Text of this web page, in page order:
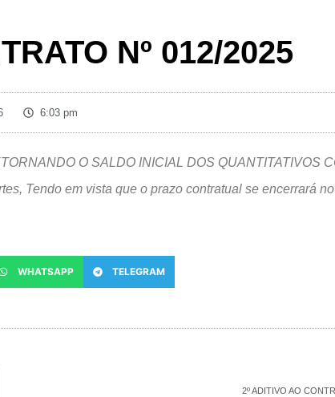
Nº 012/2025
6:03 pm
O SALDO INICIAL DOS QUANTITATIVOS
Tendo em vista que o prazo contratual se encerrará
WHATSAPP TELEGRAM
2º ADITIVO AO